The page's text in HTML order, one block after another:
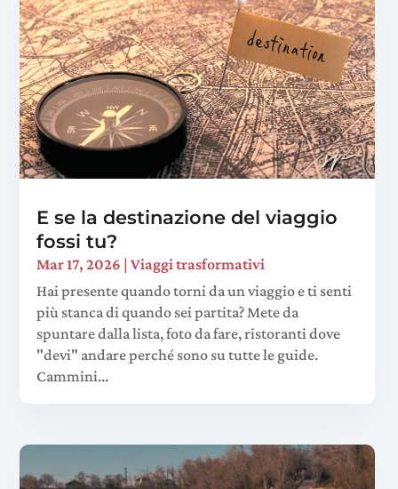
E se la destinazione del viaggio
fossi tu?
Mar 17, 2026 |Viaggi trasformativi
Hai presente quando torni da un viaggio e ti senti
più stanca di quando sei partita? Mete da
spuntare dalla lista, foto da fare, ristoranti dove
"devi" andare perché sono su tutte le guide.
Cammini...